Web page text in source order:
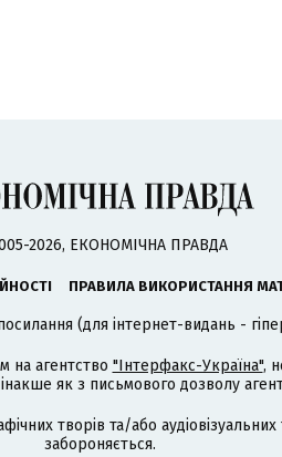
2026, ЕКОНОМІЧНА ПРАВДА
ПРАВИЛА ВИКОРИСТАННЯ
(для інтернет-видань -
на агентство "Інтерфакс-Україна",
як з письмового дозволу
творів та/або
забороняється.